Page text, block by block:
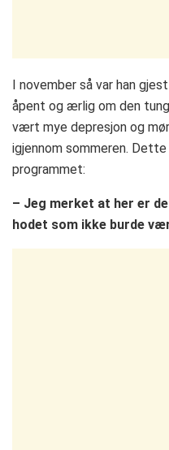
I november så var han
åpent og ærlig om den
vært mye depresjon og
igjennom sommeren.
programmet:
– Jeg merket at her er
hodet som ikke burde